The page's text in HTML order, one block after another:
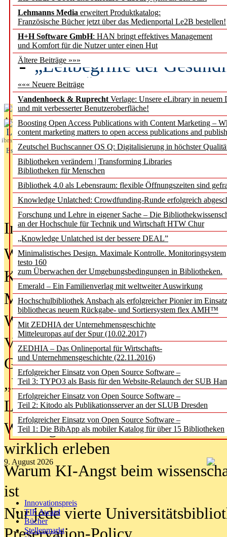
Lehmanns Media erweitert Produktkatalog:
Französische Bücher jetzt über das Medienportal Le2B bestellen!
H+H Software GmbH: HAN bringt effektives Management
und Komfort für die Nutzer unter einen Hut
Ältere Beiträge »»»
««« Neuere Beiträge
Vandenhoeck & Ruprecht Verlage: Unsere eLibrary in neuem
und mit verbesserter Benutzeroberfläche!
Boosting Open Access Publications with Content Marketing –
content marketing matters to open access publications and
Zeutschel Buchscanner OS Q: Digitalisierung in höchster
Bibliotheken verändern | Transforming Libraries
Bibliotheken für Menschen
Bibliothek 4.0 als Lebensraum: flexible Öffnungszeiten sind
Knowledge Unlatched: Crowdfunding-Runde erfolgreich
Forschung und Lehre in eigener Sache – Die
an der Hochschule für Technik und Wirtschaft HTW Chur
„Knowledge Unlatched ist der bessere DEAL”
Minimalistisches Design. Maximale Kontrolle. Monitoringsystem
testo 160
zum Überwachen der Umgebungsbedingungen in Bibliotheken.
Emerald – Ein Familienverlag mit weltweiter Auswirkung
Hochschulbibliothek Ansbach als erfolgreicher Pionier im
bibliothecas neuem Rückgabe- und Sortiersystem flex AMH™
Mit ZEDHIA der Unternehmensgeschichte
Mitteleuropas auf der Spur (10.02.2017)
ZEDHIA – Das Onlineportal für Wirtschafts-
und Unternehmensgeschichte (22.11.2016)
Erfolgreicher Einsatz von Open Source Software –
Teil 3: TYPO3 als Basis für den Website-Relaunch der SUB
Erfolgreicher Einsatz von Open Source Software –
Teil 2: Kitodo als Publikationsserver an der SLUB Dresden
Erfolgreicher Einsatz von Open Source Software –
Teil 1: Die BibApp als mobiler Katalog für über 15 Bibliotheken
9. August 2026
Innovationspreis
TIP Award
Bücher
Stellenmarkt
Künstliche Intelligenz
besser zu verstehen
„Leitbegriffe der
des BIÖG erscheinen
Aktuelles aus
L
ibrary
Essentials
In der Ausgabe06/2026(August
Was Hochschul­bibliotheken von
Kinder in der digitalen Welt
Metadaten als Infrastruktur
Wenn Bots katalogisieren
Von Abschlusskleidern bis
Geisterjagd-Ausrüstung in der
„Library of Things“ unterwegs
Lesen als Infrastrukturaufgabe
Wie Jugendliche Social Media
wirklich erleben
Warum KI-Angst beim
ist
Nur jede vierte